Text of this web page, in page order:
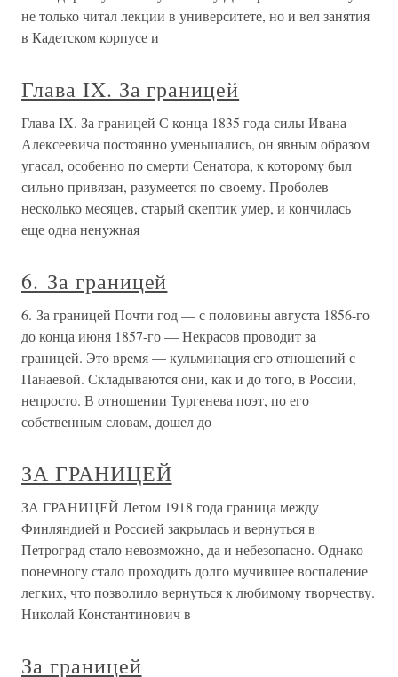
не только читал лекции в университете, но и вел занятия
в Кадетском корпусе и
Глава IX. За границей
Глава IX. За границей С конца 1835 года силы Ивана
Алексеевича постоянно уменьшались, он явным образом
угасал, особенно по смерти Сенатора, к которому был
сильно привязан, разумеется по-своему. Проболев
несколько месяцев, старый скептик умер, и кончилась
еще одна ненужная
6. За границей
6. За границей Почти год — с половины августа 1856-го
до конца июня 1857-го — Некрасов проводит за
границей. Это время — кульминация его отношений с
Панаевой. Складываются они, как и до того, в России,
непросто. В отношении Тургенева поэт, по его
собственным словам, дошел до
ЗА ГРАНИЦЕЙ
ЗА ГРАНИЦЕЙ Летом 1918 года граница между
Финляндией и Россией закрылась и вернуться в
Петроград стало невозможно, да и небезопасно. Однако
понемногу стало проходить долго мучившее воспаление
легких, что позволило вернуться к любимому творчеству.
Николай Константинович в
За границей